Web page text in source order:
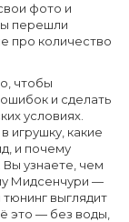
фото и
перешли
про количество
чтобы
и сделать
условиях.
игрушку, какие
и почему
Вы узнаете, чем
Мидсенчури —
выглядит
это — без воды,